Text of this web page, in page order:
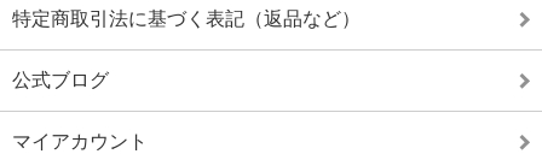
特定商取引法に基づく表記（返品など）
公式ブログ
マイアカウント